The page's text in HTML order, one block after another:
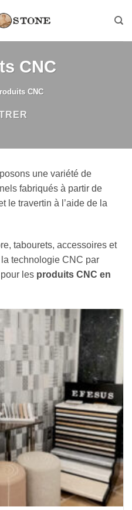
CNC
CNC
une variété de
fabriqués à partir de
le travertin à l’aide de la
tabourets, accessoires et
technologie CNC par
les produits CNC en